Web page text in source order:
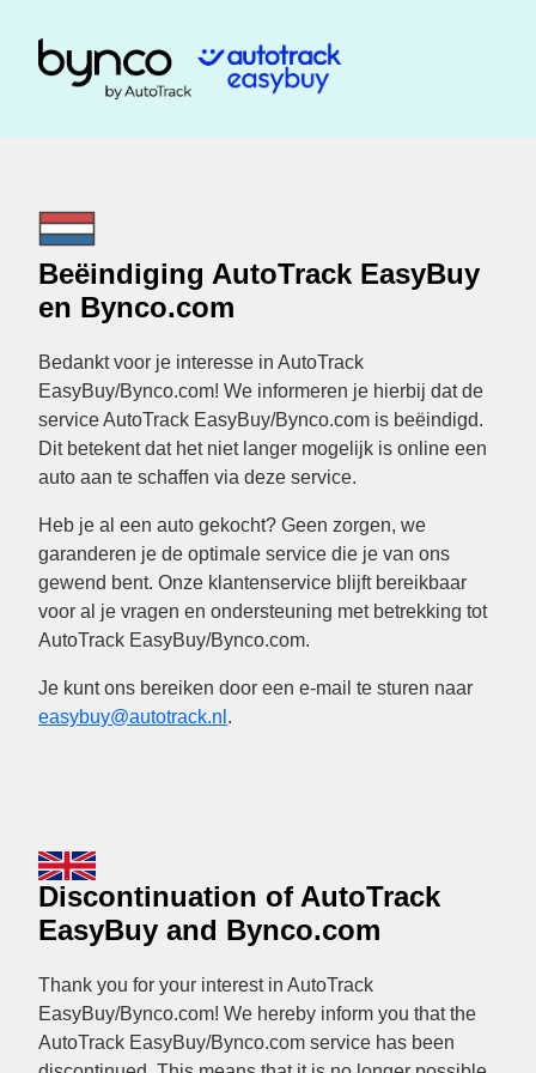
Beëindiging AutoTrack EasyBuy
en Bynco.com
Bedankt voor je interesse in AutoTrack
EasyBuy/Bynco.com! We informeren je hierbij dat de
service AutoTrack EasyBuy/Bynco.com is beëindigd.
Dit betekent dat het niet langer mogelijk is online een
auto aan te schaffen via deze service.
Heb je al een auto gekocht? Geen zorgen, we
garanderen je de optimale service die je van ons
gewend bent. Onze klantenservice blijft bereikbaar
voor al je vragen en ondersteuning met betrekking tot
AutoTrack EasyBuy/Bynco.com.
Je kunt ons bereiken door een e-mail te sturen naar
easybuy@autotrack.nl .
Discontinuation of AutoTrack
EasyBuy and Bynco.com
Thank you for your interest in AutoTrack
EasyBuy/Bynco.com! We hereby inform you that the
AutoTrack EasyBuy/Bynco.com service has been